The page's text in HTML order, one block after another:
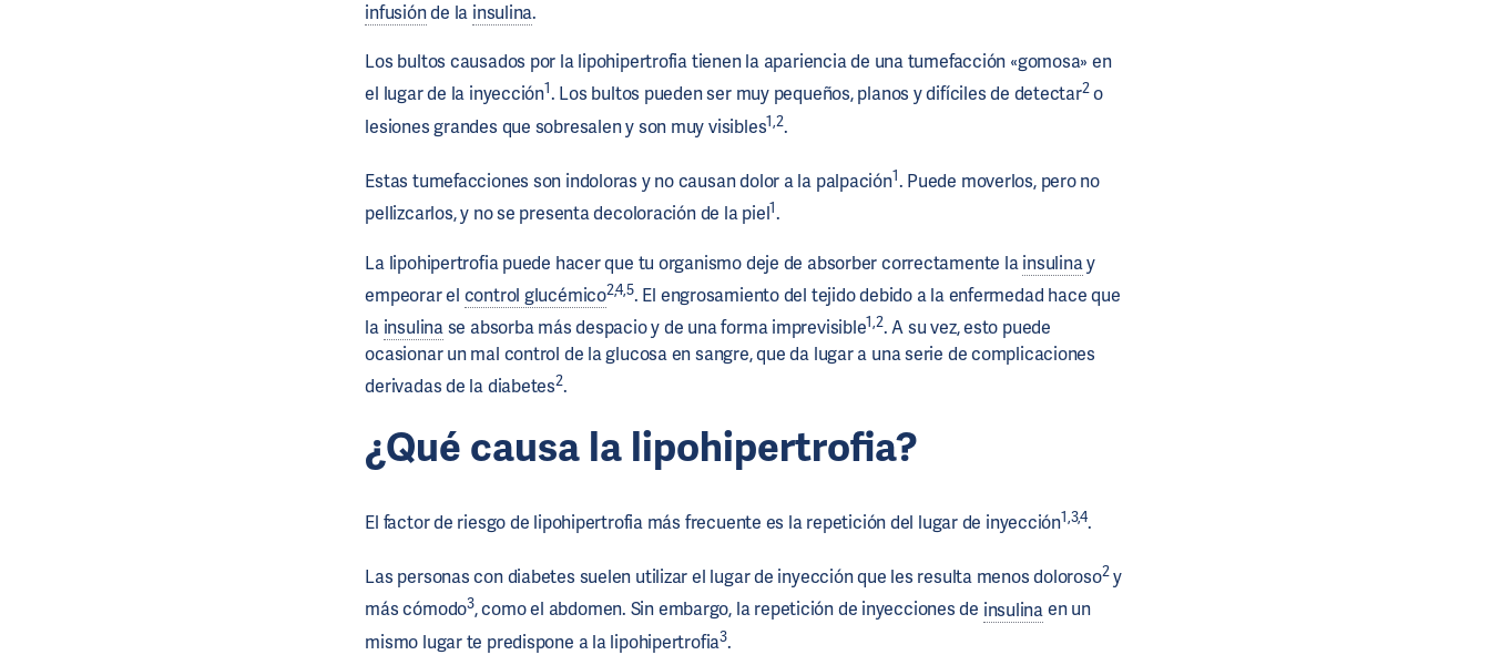
infusiónde la insulina.
Los bultos causados por la lipohipertrofia tienen la apariencia de una tumefacción «gomosa» en
el lugar de la inyección1. Los bultos pueden ser muy pequeños, planos y difíciles de detectar2o
lesiones grandes que sobresalen y son muy visibles1,2.
Estas tumefacciones son indoloras y no causan dolor a la palpación1. Puede moverlos, pero no
pellizcarlos, y no se presenta decoloración de la piel1.
La lipohipertrofia puede hacer que tu organismo deje de absorber correctamente lainsulinay
empeorar el control glucémico2,4,5. El engrosamiento del tejido debido a la enfermedad hace que
la insulinase absorba más despacio y de una forma imprevisible1,2. A su vez, esto puede
ocasionar un mal control de la glucosa en sangre, que da lugar a una serie de complicaciones
derivadas de la diabetes2.
¿Qué causa la lipohipertrofia?
El factor de riesgo de lipohipertrofia más frecuente es la repetición del lugar de inyección1,3,4.
Las personas con diabetes suelen utilizar el lugar de inyección que les resulta menos doloroso2y
más cómodo3, como el abdomen. Sin embargo, la repetición de inyecciones de insulinaen un
mismo lugar te predispone a la lipohipertrofia3.